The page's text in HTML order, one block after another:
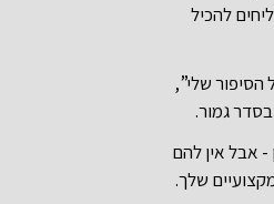
להכיל
שלי”,
גמור.
- אבל אין להם
שלך.